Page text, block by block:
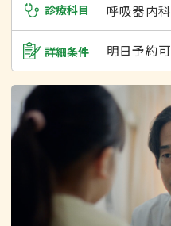
診療科目 呼吸器内科
詳細条件 明日予約可